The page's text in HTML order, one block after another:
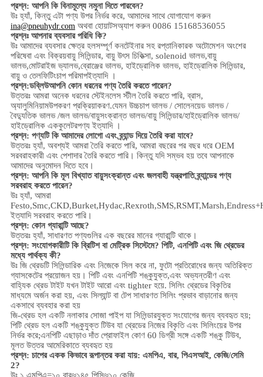
প্রশ্ন: আপনি কি বিনামূল্যে নমুনা দিতে পারবেন?
উঃ হ্যাঁ, কিন্তু এটা পণ্য উপর নির্ভর করে, আমাদের সাথে যোগাযোগ করুন
ina@pneuhydr.com অথবা হোয়াটসঅ্যাপ করুন 0086 15168536055
প্রশ্নঃ আপনার ব্যবসার পরিধি কি?
উঃ আমাদের ব্যবসার ক্ষেত্র হলসম্পূর্ণ কনটেইনার সহ রপ্তানিকারক অটোমেশন অংশের
পরিষেবা এবং বিক্রয়বায়ু সিলিন্ডার, বায়ু উৎস চিকিত্সা, solenoid ভালভ,বায়ু
ভালভ,মোটরাইজ ভ্যালভ,ব্রোঞ্জের ভালভ, হাইড্রোলিক ভালভ, হাইড্রোলিক সিলিন্ডার,
বায়ু ও তেলফিটিংচাপ পরিমাপইত্যাদি ।
প্রশ্ন:ডব্লিউআপনি কোন ধরনের পণ্য তৈরি করতে পারেন?
উত্তরঃ আমরা অনেক ধরনের স্টেইনলেস স্টীল তৈরি করতে পারি, ব্রাস,
অ্যালুমিনিয়ামউপকরণ প্রক্রিয়াকরণ.যেমন উচ্চচাপ ভালভ / সোলেনয়েড ভালভ /
বৈদ্যুতিক ভালভ /জল ভালভ/বায়ুসংক্রান্ত ভালভ/বায়ু সিলিন্ডার/হাইড্রোলিক ভালভ/
হাইড্রোলিক এককুলেটরপণ্য ইত্যাদি ।
প্রশ্ন: পণ্যটি কি আমাদের লোগো এবং ব্র্যান্ড দিয়ে তৈরি করা যাবে?
উত্তরঃ হ্যাঁ, অবশ্যই আমরা তৈরি করতে পারি, আমরা বছরের পর বছর ধরে OEM
সরবরাহকারী এবং পেশাদার তৈরি করতে পারি। কিন্তু যদি সম্ভব হয় তবে আপনাকে
আমাদের অনুমোদন দিতে হবে।
প্রশ্ন: আপনি কি মূল বিখ্যাত বায়ুসংক্রান্ত এবং জলবাহী যন্ত্রপাতি ব্র্যান্ডের পণ্য
সরবরাহ করতে পারেন?
উঃ হ্যাঁ, আমরা
ইত্যাদি সরবরাহ করতে পারি।
প্রশ্ন: কোন গ্যারান্টি আছে?
উত্তরঃ হ্যাঁ, সাধারণত পণ্যগুলির এক বছরের মানের গ্যারান্টি থাকে।
প্রশ্ন: সংযোগকারীটি কি ব্রিটিশ বা মেট্রিক সিস্টেমে? পিটি, এনপিটি এবং জি থ্রেডের
মধ্যে পার্থক্য কী?
উঃ জি থ্রেডটি সিলিন্ডারিক এবং নিজেকে সিল করে না, ফুটো প্রতিরোধের জন্য অতিরিক্ত
গ্যাসকেটের প্রয়োজন হয়। পিটি এবং এনপিটি শঙ্কুযুক্ত,এবং অভ্যন্তরীণ এবং
বাহ্যিক থ্রেড টাইট যখন টাইট আরো এবং tighter হয়ে. সিলিং থ্রেডের বিকৃতির
মাধ্যমে অর্জন করা হয়, এবং সিল্যান্ট বা টেপ সাধারণত সিলিং প্রভাব বাড়ানোর জন্য
একসাথে ব্যবহার করা হয়
জি-থ্রেড হল একটি নলাকার সোজা পাইপ যা সিলিন্ডারযুক্ত সংযোগের জন্য ব্যবহৃত হয়;
পিটি থ্রেড হল একটি শঙ্কুযুক্ত টিউব যা থ্রেডের নিজের বিকৃতি এবং সিলিংয়ের উপর
নির্ভর করে;এনপিটি এছাড়াও দাঁত প্রোফাইল কোণ 60 ডিগ্রী সঙ্গে একটি শঙ্কু টিউব,
মূলত উত্তর আমেরিকাতে ব্যবহৃত হয়
প্রশ্ন: চাপের একক কিভাবে রূপান্তর করা যায়: এমপিএ, বার, পিএসআই, কেজি/সেমি
2?
উঃ ১ এমপিএ=১০ বার≈১৪৫ পিসি≈১০ কেজি